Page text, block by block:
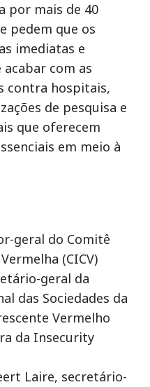
por mais de 40
pedem que os
imediatas e
com as
contra hospitais,
de pesquisa e
que oferecem
em meio à
geral do Comitê
(CICV)
geral da
das Sociedades da
Vermelho
da Insecurity
Laire, secretário-